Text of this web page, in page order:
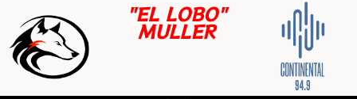
"EL LOBO"
MULLER